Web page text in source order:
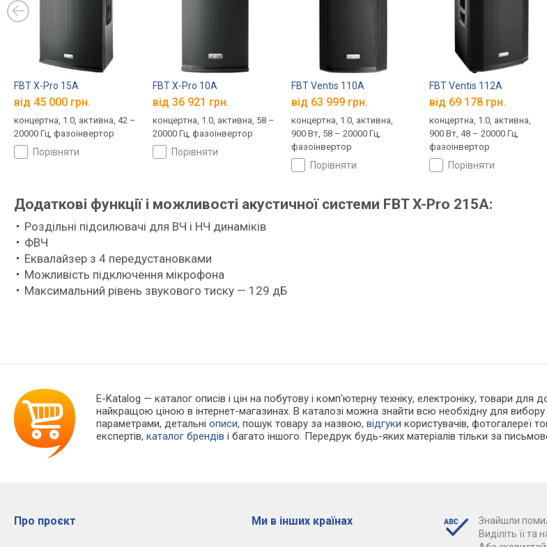
FBT X-Pro 15A
від 45 000 грн.
концертна, 1.0, активна, 42 –
20000 Гц, фазоінвертор
порівняти
FBT X-Pro 10A
від 36 921 грн.
концертна, 1.0, активна, 58 –
20000 Гц, фазоінвертор
порівняти
FBT Ventis 110A
від 63 999 грн.
концертна, 1.0, активна,
900 Вт, 58 – 20000 Гц,
фазоінвертор
порівняти
FBT Ventis 112A
від 69 178 грн.
концертна, 1.0, активна,
900 Вт, 48 – 20000 Гц,
фазоінвертор
порівняти
Додаткові функції і можливості акустичної системи FBT X-Pro 215A:
Роздільні підсилювачі для ВЧ і НЧ динаміків
ФВЧ
Еквалайзер з 4 передустановками
Можливість підключення мікрофона
Максимальний рівень звукового тиску — 129 дБ
E-Katalog — каталог описів і цін на побутову і комп'ютерну техніку, електроніку, товари
найкращою ціною в інтернет-магазинах. В каталозі можна знайти всю необхідну для
параметрами, детальніописи, пошук товару за назвою,відгуки користувачів, фотогалереї
експертів,каталог брендів і багато іншого. Передрук будь-яких матеріалів тільки за
Про проєкт Ми в інших країнах
Знайшли
Виділіть її та